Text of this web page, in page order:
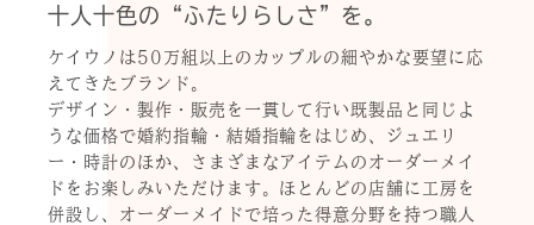
十人十色の“ふたりらしさ”を。
ケイウノは50万組以上のカップルの細やかな要望に応
えてきたブランド。
デザイン・製作・販売を一貫して行い既製品と同じよ
うな価格で婚約指輪・結婚指輪をはじめ、ジュエリ
ー・時計のほか、さまざまなアイテムのオーダーメイ
ドをお楽しみいただけます。ほとんどの店舗に工房を
併設し、オーダーメイドで培った得意分野を持つ職人